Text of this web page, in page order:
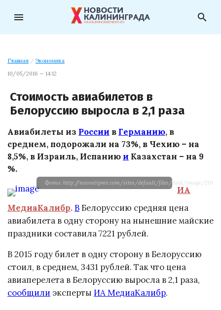
menu search
Главная / Экономика
10/05/2016 — 14:12
Стоимость авиабилетов в
Белоруссию выросла в 2,1 раза
Авиабилеты из России в Германию, в
среднем, подорожали на 73%, в Чехию – на
8,5%, в Израиль, Испанию и Казахстан – на 9
%.
Фото: http://novostipmr.com/sites/default/files/field/image/
ИА
МедиаКалибр.ВБелоруссию средняя цена
авиабилета в одну сторону на нынешние майские
праздники составила 7221 рублей.
В 2015 году билет в одну сторону в Белоруссию
стоил, в среднем, 3431 рублей. Так что цена
авиаперелета в Белоруссию выросла в 2,1 раза,
сообщили эксперты ИА МедиаКалибр.